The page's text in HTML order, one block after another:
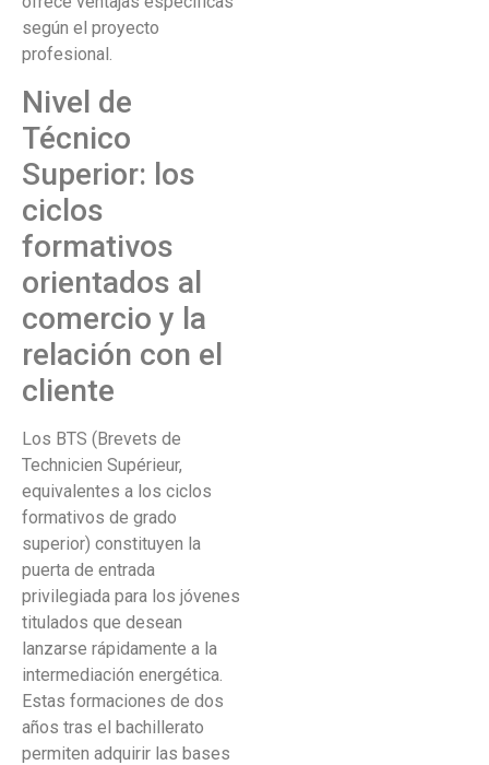
según el proyecto
profesional.
Nivel de
Técnico
Superior: los
ciclos
formativos
orientados al
comercio y la
relación con el
cliente
Los BTS (Brevets de
Technicien Supérieur,
equivalentes a los ciclos
formativos de grado
superior) constituyen la
puerta de entrada
privilegiada para los jóvenes
titulados que desean
lanzarse rápidamente a la
intermediación energética.
Estas formaciones de dos
años tras el bachillerato
permiten adquirir las bases